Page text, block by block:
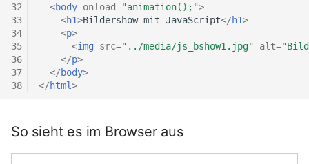
32
33
34
35
36
37
38
<body onload="animation();">
<h1>Bildershow mit JavaScript</h1>
<p>
<img src="../media/js_bshow1.jpg" alt=
</p>
</body>
</html>
So sieht es im Browser aus